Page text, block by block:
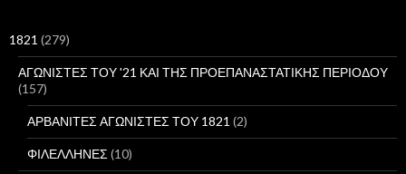
σ
1821 (279)
ΑΓΩΝΙΣΤΕΣ ΤΟΥ '21 ΚΑΙ ΤΗΣ ΠΡΟΕΠΑΝΑΣΤΑΤΙΚΗΣ ΠΕΡΙΟΔΟΥ
(157)
ΑΡΒΑΝΙΤΕΣ ΑΓΩΝΙΣΤΕΣ ΤΟΥ 1821 (2)
ΦΙΛΕΛΛΗΝΕΣ (10)